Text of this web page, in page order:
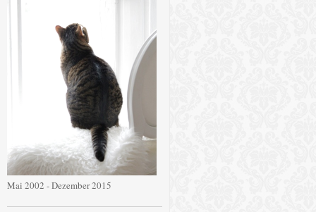
Mai 2002 - Dezember 2015